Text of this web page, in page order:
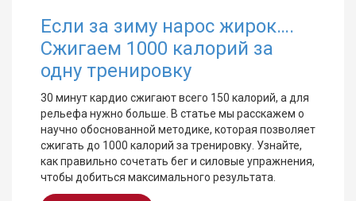
Если за зиму нарос жирок….
Сжигаем 1000 калорий за
одну тренировку
30 минут кардио сжигают всего 150 калорий, а для
рельефа нужно больше. В статье мы расскажем о
научно обоснованной методике, которая позволяет
сжигать до 1000 калорий за тренировку. Узнайте,
как правильно сочетать бег и силовые упражнения,
чтобы добиться максимального результата.